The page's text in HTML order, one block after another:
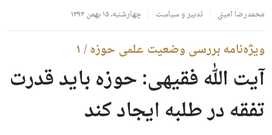
محمدرضا امینی تدبیر و سیاست چهارشنبه، ۱۵ بهمن ۱۳۹۳
ویژه‌نامه بررسی وضعیت علمی حوزه / ۱
آیت الله فقیهی: حوزه باید قدرت
تفقه در طلبه ایجاد کند